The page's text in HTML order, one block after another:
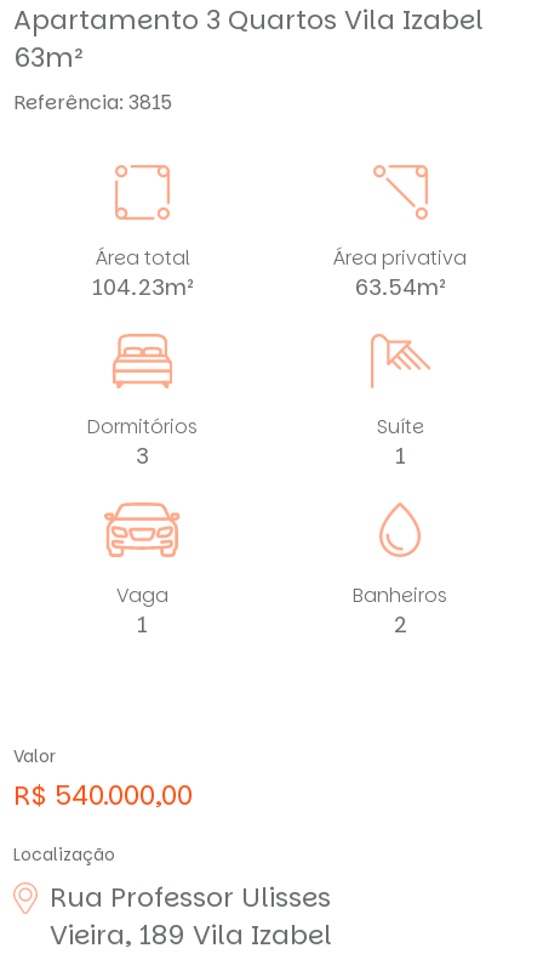
Apartamento 3 Quartos Vila Izabel
63m²
Referência: 3815
Área total
104.23m²
Área privativa
63.54m²
Dormitórios
3
Suíte
1
Vaga
1
Banheiros
2
Valor
R$ 540.000,00
Localização
Rua Professor Ulisses
Vieira, 189Vila Izabel